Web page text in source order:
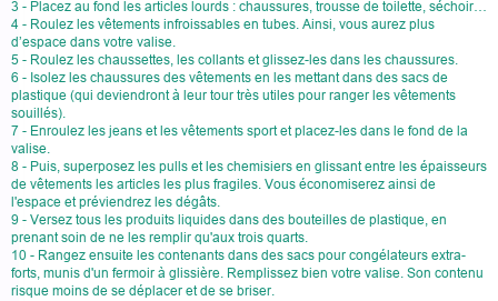
3 - Placez au fond les articles lourds : chaussures, trousse de toilette, séchoir…
4 - Roulez les vêtements infroissables en tubes. Ainsi, vous aurez plus
d’espace dans votre valise.
5 - Roulez les chaussettes, les collants et glissez-les dans les chaussures.
6 - Isolez les chaussures des vêtements en les mettant dans des sacs de
plastique (qui deviendront à leur tour très utiles pour ranger les vêtements
souillés).
7 - Enroulez les jeans et les vêtements sport et placez-les dans le fond de la
valise.
8 - Puis, superposez les pulls et les chemisiers en glissant entre les épaisseurs
de vêtements les articles les plus fragiles. Vous économiserez ainsi de
l'espace et préviendrez les dégâts.
9 - Versez tous les produits liquides dans des bouteilles de plastique, en
prenant soin de ne les remplir qu'aux trois quarts.
10 - Rangez ensuite les contenants dans des sacs pour congélateurs extra-
forts, munis d'un fermoir à glissière. Remplissez bien votre valise. Son contenu
risque moins de se déplacer et de se briser.